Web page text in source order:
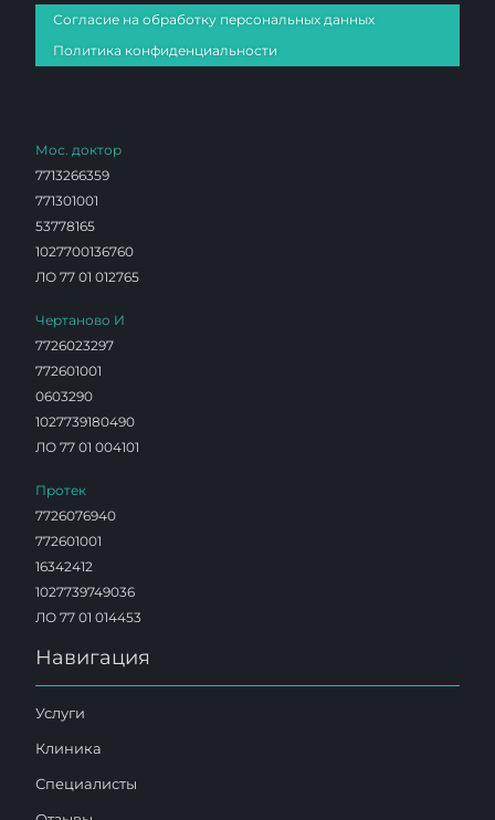
Согласие на обработку персональных данных
Политика конфиденциальности
Мос. доктор
7713266359
771301001
53778165
1027700136760
ЛО 77 01 012765
Чертаново И
7726023297
772601001
0603290
1027739180490
ЛО 77 01 004101
Протек
7726076940
772601001
16342412
1027739749036
ЛО 77 01 014453
Навигация
Услуги
Клиника
Специалисты